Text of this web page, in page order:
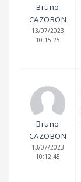
Bruno
CAZOBON
13/07/2023
10:15:25
Bruno
CAZOBON
13/07/2023
10:12:45